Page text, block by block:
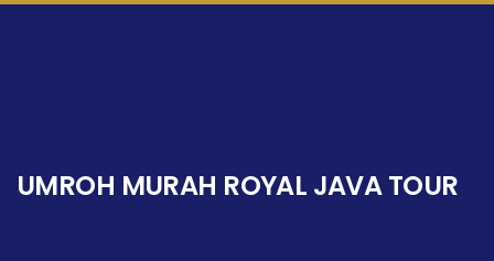
UMROH MURAH ROYAL JAVA TOUR